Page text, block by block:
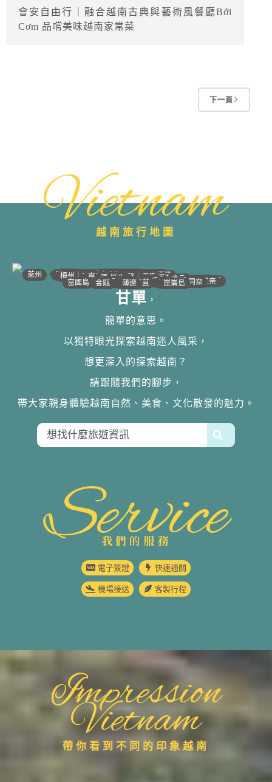
會安自由行｜融合越南古典與藝術風餐廳Bới
Cơm 品嚐美味越南家常菜
下一頁
Vietnam
越南旅行地圖
• 河江｜高平
沙壩 •
萊州 • 宣光 •
安沛｜木江界 •
• 太原
梅州｜木州•• 北江｜北寧
• 下龍灣
• 河內
•海防｜海洋
• 南定｜清化
寧平 ••河靜｜義安
洞海 •
順化 •• 峴港
• 會安
• 歸仁
邦美蜀 •
大叻 ••芽莊｜潘郎
•潘切｜美奈
平陽 •
西寧 •
胡志明 •
美萩 •
富國島 •迪石 •
金甌 • • 同奈
• 頭頓
• 芹苴 •崑崙島
• 薄遼
甘單 ，
簡單的意思。
以獨特眼光探索越南迷人風采，
想更深入的探索越南？
請跟隨我們的腳步，
帶大家親身體驗越南自然、美食、文化散發的魅力。
Service
我們的服務
電子簽證 快速通關
機場接送 客製行程
Impression
Vietnam
帶你看到不同的印象越南